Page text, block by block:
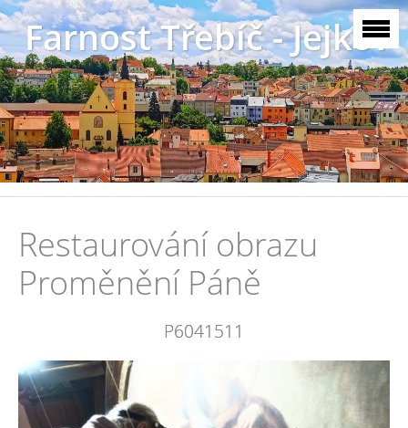
Farnost Třebíč - Jejkov
Restaurování obrazu
Proměnění Páně
P6041511